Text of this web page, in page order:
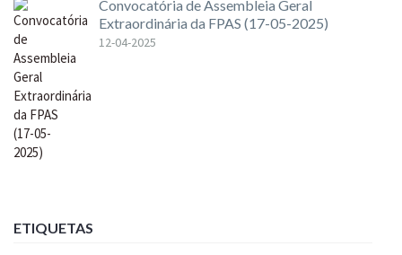
Convocatória de Assembleia Geral
Extraordinária da FPAS (17-05-2025)
12-04-2025
ETIQUETAS